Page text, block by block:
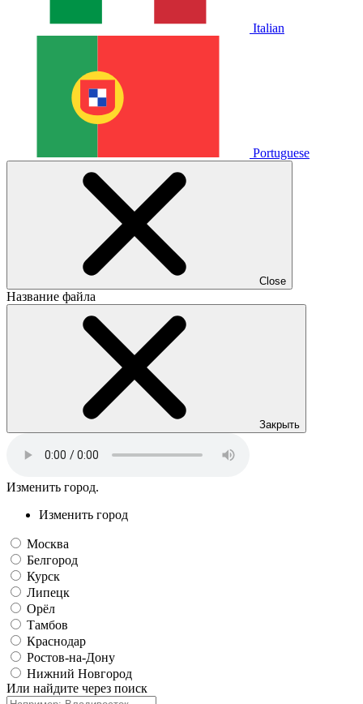
Italian
Portuguese
Close
Название файла
Закрыть
Изменить город.
Изменить город
Москва
Белгород
Курск
Липецк
Орёл
Тамбов
Краснодар
Ростов-на-Дону
Нижний Новгород
Или найдите через поиск